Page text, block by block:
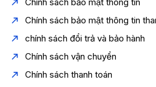
Chính sách bảo mật thông tin
Chính sách bảo mật thông tin
chính sách đổi trả và bảo hành
Chính sách vận chuyển
Chính sách thanh toán